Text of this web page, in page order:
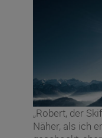
„Robert, der
Näher, als ich